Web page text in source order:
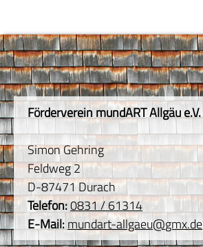
Förderverein mundART Allgäu e.V.
Simon Gehring
Feldweg 2
D-87471 Durach
Telefon:0831 / 61314
E-Mail:mundart-allgaeu@gmx.de